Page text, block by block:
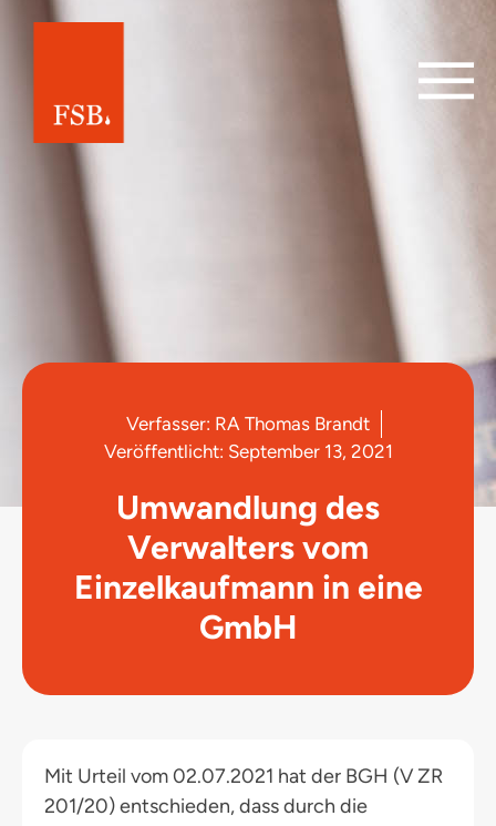
Verfasser: RA Thomas Brandt
Veröffentlicht: September 13, 2021
Umwandlung des
Verwalters vom
Einzelkaufmann in eine
GmbH
Mit Urteil vom 02.07.2021 hat der BGH (V ZR
201/20) entschieden, dass durch die